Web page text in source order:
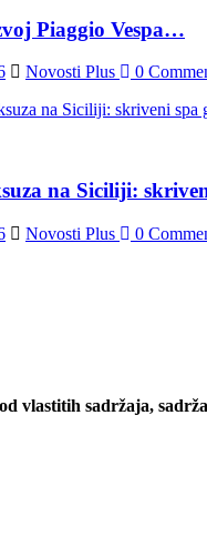
Piaggio Vespa…
Novosti Plus 0
na Siciliji:
Novosti Plus 0
vlastitih sadržaja,